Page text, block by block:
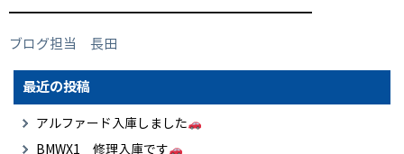
━━━━━━━━━━━━━━━━━━━━━━━━
ブログ担当 長田
最近の投稿
アルファード入庫しました
BMWX1 修理入庫です